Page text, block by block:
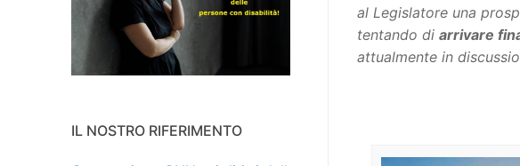
al Legislatore una
tentando di arrivare
attualmente in
IL NOSTRO RIFERIMENTO